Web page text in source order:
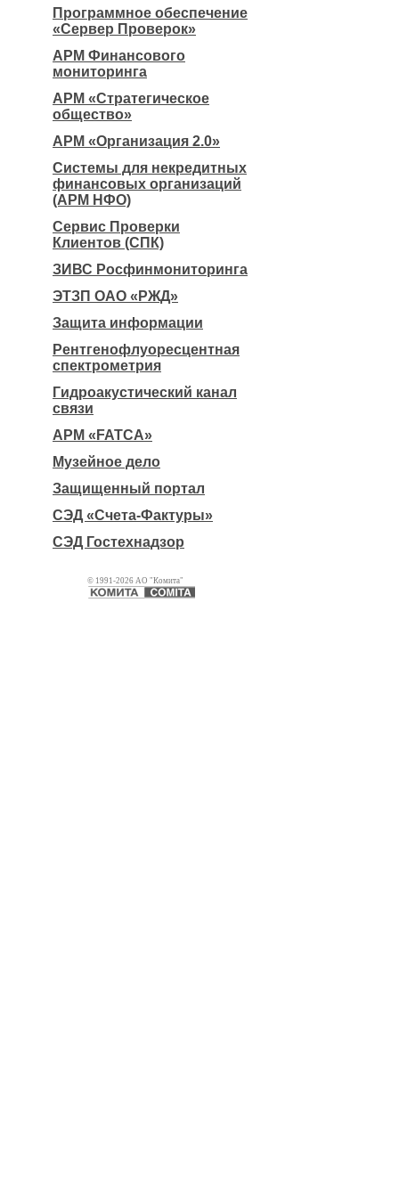
Программное обеспечение
«Сервер Проверок»
АРМ Финансового
мониторинга
АРМ «Стратегическое
общество»
АРМ «Организация 2.0»
Системы для некредитных
финансовых организаций
(АРМ НФО)
Сервис Проверки
Клиентов (СПК)
ЗИВС Росфинмониторинга
ЭТЗП ОАО «РЖД»
Защита информации
Рентгенофлуоресцентная
спектрометрия
Гидроакустический канал
связи
АРМ «FATCA»
Музейное дело
Защищенный портал
СЭД «Счета-Фактуры»
СЭД Гостехнадзор
© 1991-2026 АО "Комита"